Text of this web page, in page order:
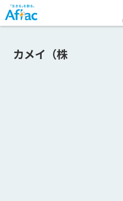
カメイ（株